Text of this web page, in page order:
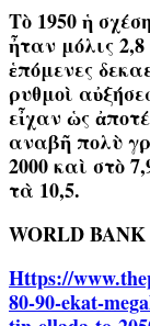
Τὸ 1950 ἡ
ἦταν μόλις
ἑπόμενες
ρυθμοὶ
εἶχαν ὡς
αναβῆ πολὺ
2000 καὶ στὸ
τὰ 10,5.
WORLD BANK
Https://
80-90-ekat-